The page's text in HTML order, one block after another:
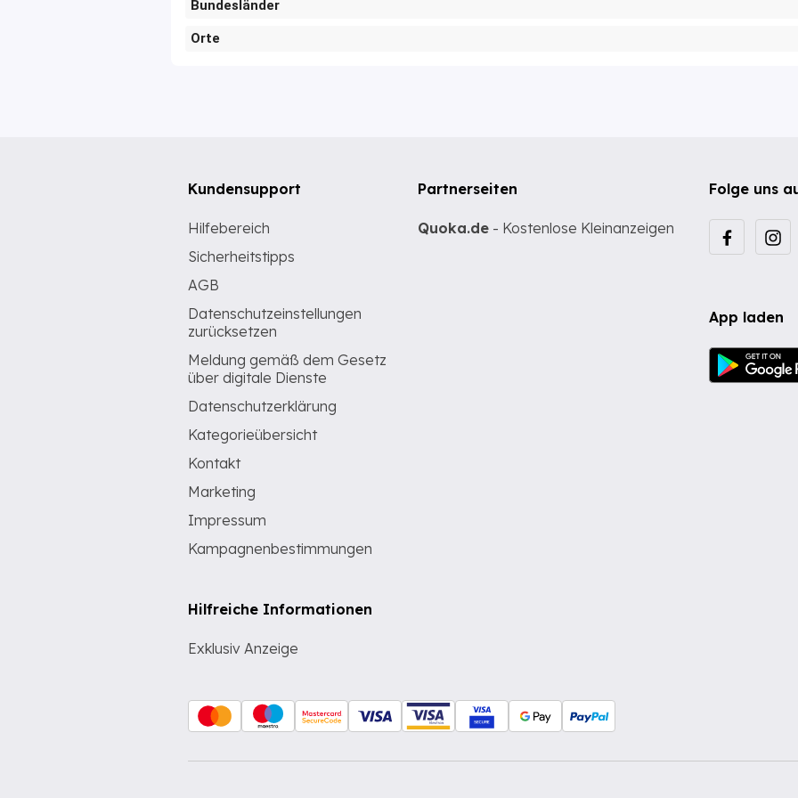
Bundesländer
Orte
Folge uns
App laden
Kundensupport
Hilfebereich
Sicherheitstipps
AGB
Datenschutzeinstellungen
zurücksetzen
Meldung gemäß dem Gesetz
über digitale Dienste
Datenschutzerklärung
Kategorieübersicht
Kontakt
Marketing
Impressum
Kampagnenbestimmungen
Hilfreiche Informationen
Exklusiv Anzeige
Partnerseiten
Quoka.de - Kostenlose Kleinanzeigen